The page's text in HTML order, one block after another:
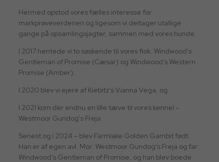
Hermed opstod vores fælles interesse for
markprøveverdenen og ligesom vi deltager utallige
gange på opsamlingsjagter, sammen med vores hunde.
I 2017 hentede vi to søskende til vores flok. Windwood’s
Gentleman of Promise (Cæsar) og Windwood’s Western
Promise (Amber).
I 2020 blev vi ejere af Kiebitz’s Vianna Vega, og
I 2021 kom der endnu en lille tæve til vores kennel –
Westmoor Gundog’s Freja
Senest og i 2024 – blev Farmlake Golden Gambit født.
Han er af egen avl. Mor: Westmoor Gundog’s Freja og far:
Windwood’s Gentleman of Promise, og han blev boede